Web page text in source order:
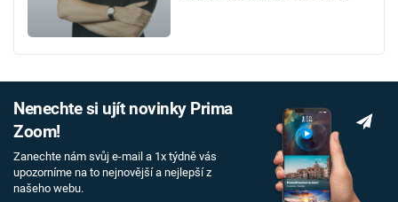
Nenechte si ujít novinky Prima
Zoom!
Zanechte nám svůj e-mail a 1x týdně vás
upozorníme na to nejnovější a nejlepší z
našeho webu.